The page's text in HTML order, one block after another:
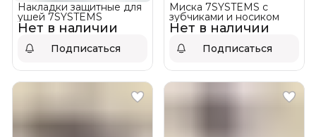
Нет в наличии
Накладки защитные для
ушей 7SYSTEMS
Подписаться
Нет в наличии
Миска 7SYSTEMS с
зубчиками и носиком
Подписаться